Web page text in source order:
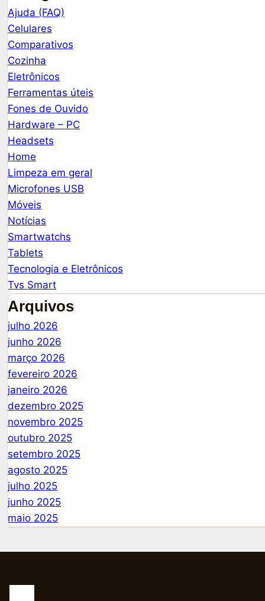
Ajuda (FAQ)
Celulares
Comparativos
Cozinha
Eletrônicos
Ferramentas úteis
Fones de Ouvido
Hardware – PC
Headsets
Home
Limpeza em geral
Microfones USB
Móveis
Notícias
Smartwatchs
Tablets
Tecnologia e Eletrônicos
Tvs Smart
Arquivos
julho 2026
junho 2026
março 2026
fevereiro 2026
janeiro 2026
dezembro 2025
novembro 2025
outubro 2025
setembro 2025
agosto 2025
julho 2025
junho 2025
maio 2025